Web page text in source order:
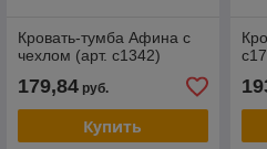
Кровать-тумба Афина с
чехлом (арт. с1342)
179,84руб.
Купить